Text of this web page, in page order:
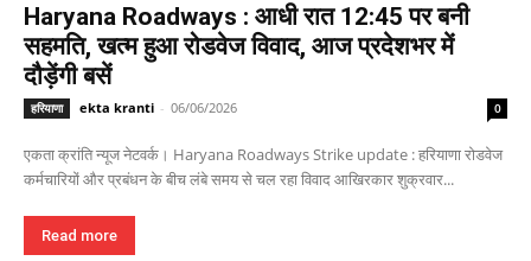
Haryana Roadways : आधी रात 12:45 पर बनी
सहमति, खत्म हुआ रोडवेज विवाद, आज प्रदेशभर में
दौड़ेंगी बसें
हरियाणा ekta kranti - 06/06/2026 0
एकता क्रांति न्यूज नेटवर्क। Haryana Roadways Strike update : हरियाणा रोडवेज
कर्मचारियों और प्रबंधन के बीच लंबे समय से चल रहा विवाद आखिरकार शुक्रवार...
Read more